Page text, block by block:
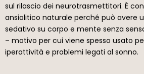
sul rilascio dei neurotrasmettitori. È
ansiolitico naturale perché può avere
sedativo su corpo e mente senza
– motivo per cui viene spesso usato
iperattività e problemi legati al sonno.